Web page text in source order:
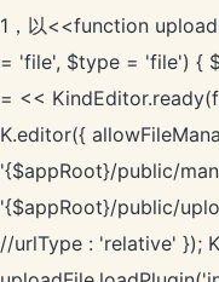
1，以<<function
= 'file', $type = 'file') {
= <<
K.editor({
'{$appRoot}/public/
'{$appRoot}/public/
//urlType : 'relative' });